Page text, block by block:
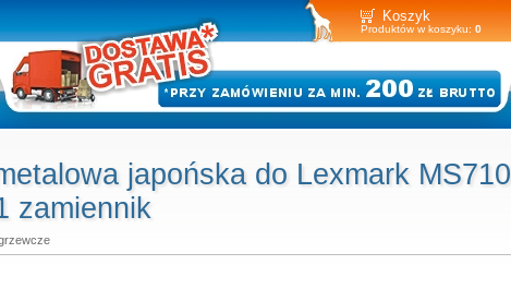
Koszyk
Produktów w koszyku: 0
japońska do Lexmark MS710
zamiennik